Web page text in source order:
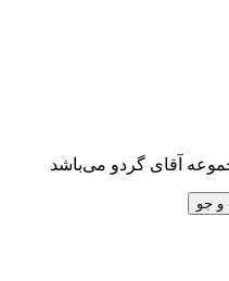
آقای گردو می‌باشد
جو